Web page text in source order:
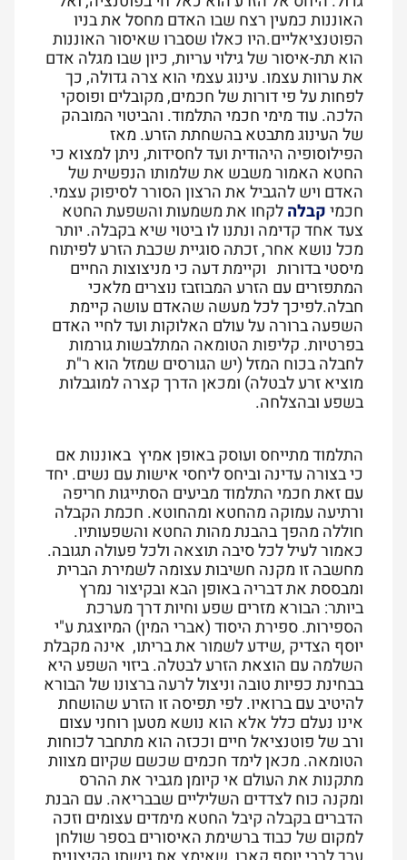
האוננות כמעין רצח שבו האדם מחסל את בניו
הפוטנציאליים.היו כאלו שסברו שאיסור האוננות
הוא תת-איסור של גילוי עריות, כיון שבו מגלה אדם
את ערוות עצמו. עינוג עצמי הוא צרה גדולה, כך
לפחות על פי דורות של חכמים, מקובלים ופוסקי
הלכה. עוד מימי חכמי התלמוד. והביטוי המובהק
של העינוג מתבטא בהשחתת הזרע. מאז
הפילוסופיה היהודית ועד לחסידות, ניתן למצוא כי
החטא האמור משבש את שלמותו הנפשית של
האדם ויש להגביל את הרצון הסורר לסיפוק עצמי.
חכמיקבלהלקחו את משמעות והשפעת החטא
צעד אחד קדימה ונתנו לו ביטוי שיא בקבלה. יותר
מכל נושא אחר, זכתה סוגיית שכבת הזרע לפיתוח
מיסטי בדורות וקיימת דעה כי מניצוצות החיים
המתפזרים עם הזרע המבוזבז נוצרים מלאכי
חבלה.לפיכך לכל מעשה שהאדם עושה קיימת
השפעה ברורה על עולם האלוקות ועד לחיי האדם
בפרטיות. קליפות הטומאה המתלבשות גורמות
לחבלה בכוח המזל (יש הגורסים שמזל הוא ר"ת
מוציא זרע לבטלה) ומכאן הדרך קצרה למוגבלות
בשפע ובהצלחה.
התלמוד מתייחס ועוסק באופן אמיץ באוננות אם
כי בצורה עדינה וביחס ליחסי אישות עם נשים. יחד
עם זאת חכמי התלמוד מביעים הסתייגות חריפה
ורתיעה עמוקה מהחטא ומהחוטא. חכמת הקבלה
חוללה מהפך בהבנת מהות החטא והשפעותיו.
כאמור לעיל לכל סיבה תוצאה ולכל פעולה תגובה.
מחשבה זו מקנה חשיבות עצומה לשמירת הברית
ומבססת את דבריה באופן הבא ובקיצור נמרץ
ביותר: הבורא מזרים שפע וחיות דרך מערכת
הספירות. ספירת היסוד (אברי המין) המיוצגת ע"י
יוסף הצדיק ,שידע לשמור את בריתו, אינה מקבלת
השלמה עם הוצאת הזרע לבטלה. ביזוי השפע היא
בבחינת כפיות טובה וניצול לרעה ברצונו של הבורא
להיטיב עם ברואיו. לפי תפיסה זו הזרע שהושחת
אינו נעלם כלל אלא הוא נושא מטען רוחני עצום
ורב של פוטנציאל חיים וככזה הוא מתחבר לכוחות
הטומאה. מכאן לימד חכמים שכשם שקיום מצוות
מתקנות את העולם אי קיומן מגביר את ההרס
ומקנה כוח לצדדים השליליים שבבריאה. עם הבנת
הדברים בקבלה קיבל החטא מימדים עצומים וזכה
למקום של כבוד ברשימת האיסורים בספר שולחן